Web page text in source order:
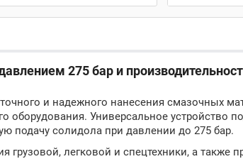
275 бар и
и надежного нанесения смазочных
Универсальное устройство
подачу солидола при давлении до 275 бар.
грузовой, легковой и спецтехники, а также